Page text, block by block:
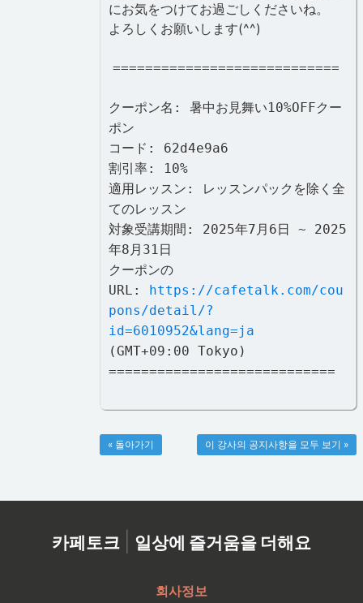
にお気をつけてお過ごしくださいね。
よろしくお願いします(^^)
============================
クーポン名: 暑中お見舞い10%OFFクー
ポン
コード: 62d4e9a6
割引率: 10%
適用レッスン: レッスンパックを除く全
てのレッスン
対象受講期間: 2025年7月6日 ~ 2025
年8月31日
クーポンの
URL: https://cafetalk.com/cou
pons/detail/?
id=6010952&lang=ja
(GMT+09:00 Tokyo)
============================
이 강사의 공지사항을 모두 보기 »
« 돌아가기
카페토크 | 일상에 즐거움을 더해요
회사정보